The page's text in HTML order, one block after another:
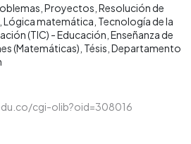
Proyectos Resolución de
Lógica matemática Tecnología de la
(TIC) - Educación Enseñanza de
(Matemáticas) Tésis Departamento
cgi-olib?oid=308016